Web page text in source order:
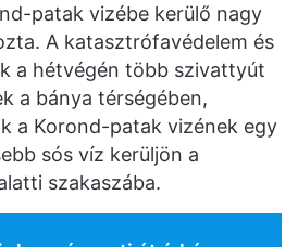
patak vizébe kerülő nagy
A katasztrófavédelem és
a hétvégén több szivattyút
a bánya térségében,
a Korond-patak vizének egy
sós víz kerüljön a
szakaszába.